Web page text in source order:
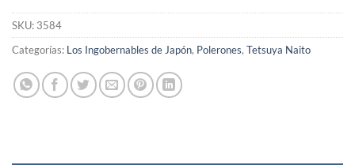
SKU: 3584
Categorías: Los Ingobernables de Japón, Polerones, Tetsuya Naito